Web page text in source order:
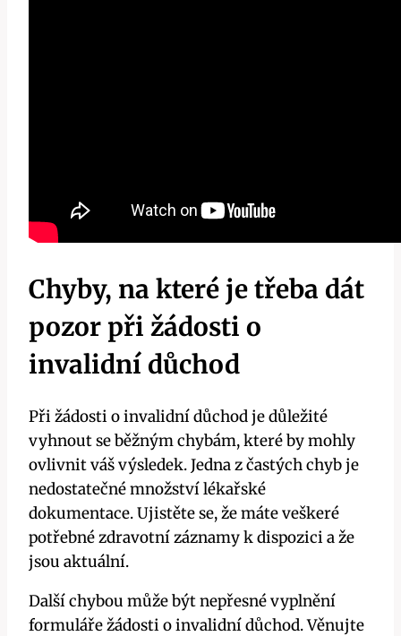
Chyby, na které je třeba dát
pozor při žádosti o
invalidní důchod
Při žádosti o invalidní důchod je důležité
vyhnout se běžným chybám, které by mohly
ovlivnit váš výsledek. Jedna z častých chyb je
nedostatečné množství lékařské
dokumentace. Ujistěte se, že máte veškeré
potřebné zdravotní záznamy k dispozici a že
jsou aktuální.
Další chybou může být nepřesné vyplnění
formuláře žádosti o invalidní důchod. Věnujte